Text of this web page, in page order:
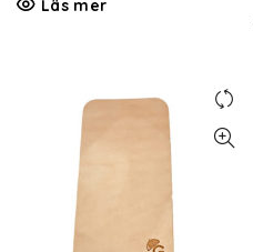
Läs mer